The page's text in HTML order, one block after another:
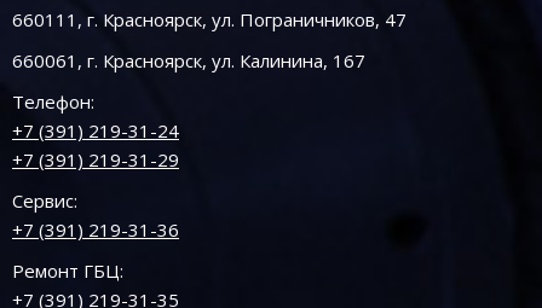
660111, г. Красноярск, ул. Пограничников, 47
660061, г. Красноярск, ул. Калинина, 167
Телефон:
+7 (391) 219-31-24
+7 (391) 219-31-29
Сервис:
+7 (391) 219-31-36
Ремонт ГБЦ:
+7 (391) 219-31-35